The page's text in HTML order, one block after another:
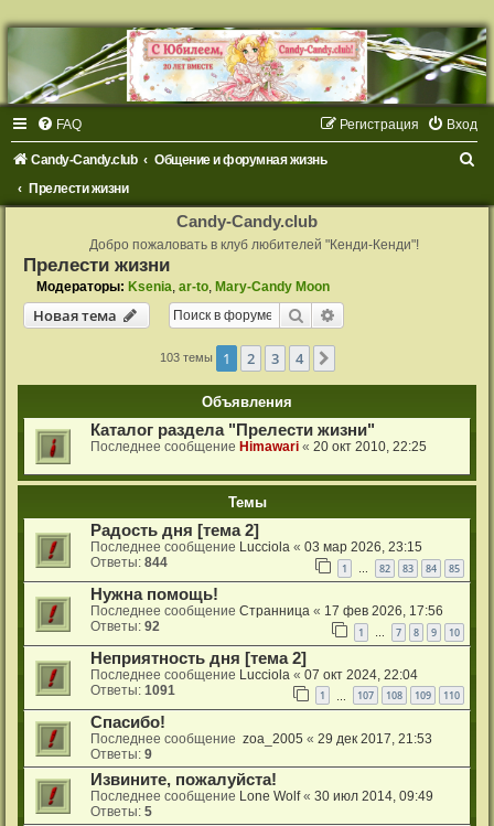
FAQ Вход
Регистрация
Candy-Candy.club
Общение и форумная жизнь
Прелести жизни
Candy-Candy.club
Добро пожаловать в клуб любителей "Кенди-Кенди"!
Прелести жизни
Модераторы: Ksenia, ar-to, Mary-Candy Moon
Новая тема Поиск
103 темы 1 2 3 4
Объявления
Каталог раздела "Прелести жизни"
Последнее сообщение Himawari « 20 окт 2010, 22:25
Темы
Радость дня [тема 2]
Последнее сообщение Lucciola « 03 мар 2026, 23:15
Ответы: 844 1 … 82 83 84 85
Нужна помощь!
Последнее сообщение Странница « 17 фев 2026, 17:56
Ответы: 92 1 7 8 9 10
Неприятность дня [тема 2]
Последнее сообщение Lucciola « 07 окт 2024, 22:04
Ответы: 1091 1 107 108 109 110
Спасибо!
Последнее сообщение zoa_2005 « 29 дек 2017, 21:53
Ответы: 9
Извините, пожалуйста!
Последнее сообщение Lone Wolf« 30 июл 2014, 09:49
Ответы: 5